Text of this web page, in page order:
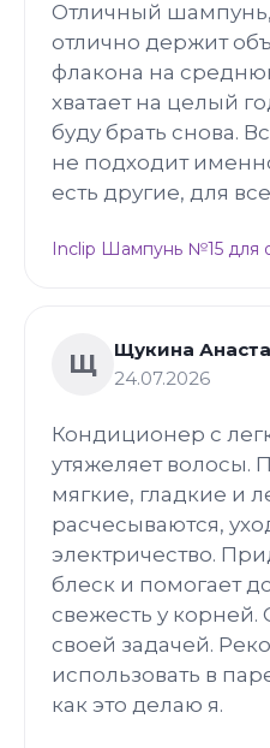
Отличный шампунь,
отлично держит
флакона на
хватает на целый
буду брать снова.
не подходит
есть другие, для
Inclip Шампунь №15 для
Щ
Щукина
24.07.2026
Кондиционер с
утяжеляет волосы.
мягкие, гладкие и
расчесываются,
электричество.
блеск и помогает
свежесть у корней.
своей задачей.
использовать в
как это делаю я.